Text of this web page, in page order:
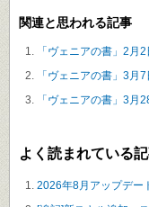
関連と思われる記事
「ヴェニアの書」2月
「ヴェニアの書」3月
「ヴェニアの書」3月
よく読まれている
2026年8月アップデー